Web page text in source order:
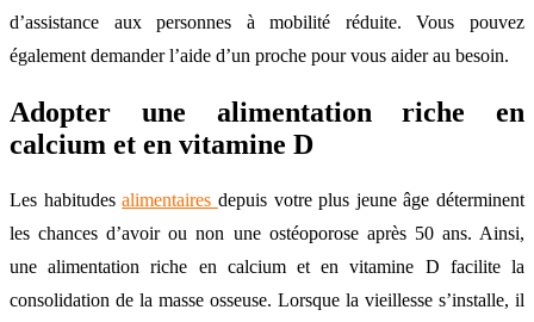
d’assistance aux personnes à mobilité réduite. Vous pouvez
également demander l’aide d’un proche pour vous aider au besoin.
Adopter une alimentation riche en
calcium et en vitamine D
Les habitudesalimentaires depuis votre plus jeune âge déterminent
les chances d’avoir ou non une ostéoporose après 50 ans. Ainsi,
une alimentation riche en calcium et en vitamine D facilite la
consolidation de la masse osseuse. Lorsque la vieillesse s’installe, il